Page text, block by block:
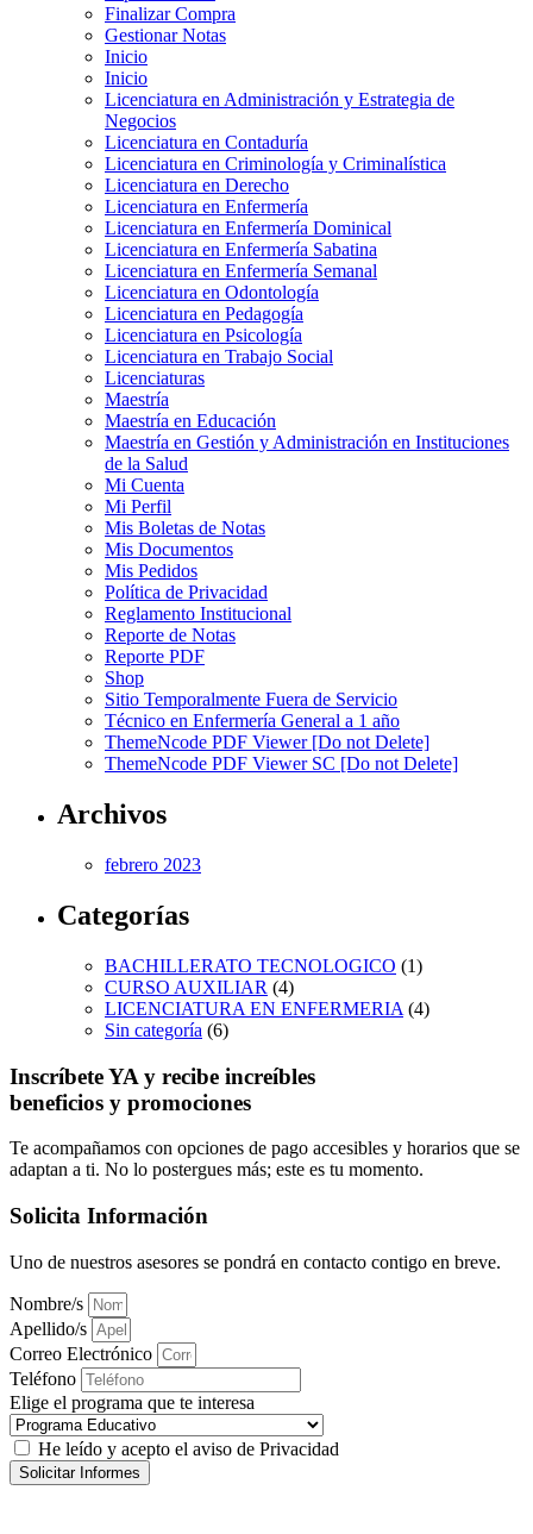
Finalizar Compra
Gestionar Notas
Inicio
Inicio
Licenciatura en Administración y Estrategia de
Negocios
Licenciatura en Contaduría
Licenciatura en Criminología y Criminalística
Licenciatura en Derecho
Licenciatura en Enfermería
Licenciatura en Enfermería Dominical
Licenciatura en Enfermería Sabatina
Licenciatura en Enfermería Semanal
Licenciatura en Odontología
Licenciatura en Pedagogía
Licenciatura en Psicología
Licenciatura en Trabajo Social
Licenciaturas
Maestría
Maestría en Educación
Maestría en Gestión y Administración en Instituciones
de la Salud
Mi Cuenta
Mi Perfil
Mis Boletas de Notas
Mis Documentos
Mis Pedidos
Política de Privacidad
Reglamento Institucional
Reporte de Notas
Reporte PDF
Shop
Sitio Temporalmente Fuera de Servicio
Técnico en Enfermería General a 1 año
ThemeNcode PDF Viewer [Do not Delete]
ThemeNcode PDF Viewer SC [Do not Delete]
Archivos
febrero 2023
Categorías
BACHILLERATO TECNOLOGICO (1)
CURSO AUXILIAR (4)
LICENCIATURA EN ENFERMERIA (4)
Sin categoría (6)
Inscríbete YA y recibe increíbles
beneficios y promociones
Te acompañamos con opciones de pago accesibles y horarios que se
adaptan a ti. No lo postergues más; este es tu momento.
Solicita Información
Uno de nuestros asesores se pondrá en contacto contigo en breve.
Nombre/s
Apellido/s
Correo Electrónico
Teléfono
Elige el programa que te interesa
He leído y acepto el aviso de Privacidad
Solicitar Informes